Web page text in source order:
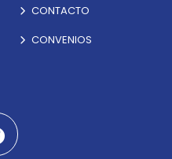
CONTACTO
CONVENIOS